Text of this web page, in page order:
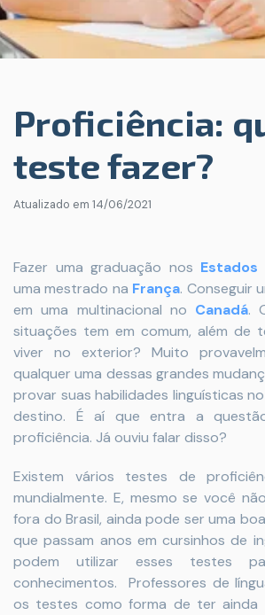
Proficiência:
teste fazer?
Atualizado em 14/06/2021
Fazer uma graduação nos Estados
uma mestrado na França. Conseguir
em uma multinacional no Canadá.
situações tem em comum, além de
viver no exterior? Muito
qualquer uma dessas grandes
provar suas habilidades linguísticas
destino. É aí que entra a
proficiência. Já ouviu falar disso?
Existem vários testes de
mundialmente. E, mesmo se você
fora do Brasil, ainda pode ser uma
que passam anos em cursinhos de
podem utilizar esses testes
conhecimentos. Professores de
os testes como forma de ter ainda